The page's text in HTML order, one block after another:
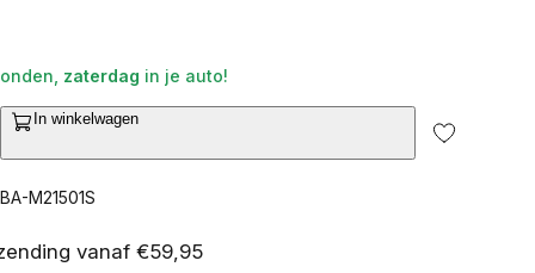
2
van
media
galerieweergave
zaterdag in je auto!
In winkelwagen
M21501S
vanaf €59,95